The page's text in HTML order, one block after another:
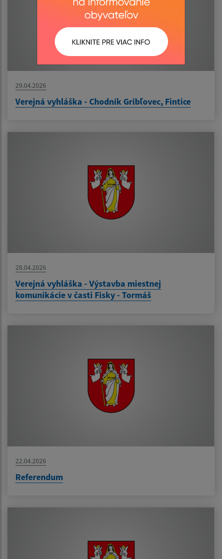
29.04.2026
Verejná vyhláška - Chodník Gribľovec, Fintice
28.04.2026
Verejná vyhláška - Výstavba miestnej
komunikácie v časti Fisky - Tormáš
22.04.2026
Referendum